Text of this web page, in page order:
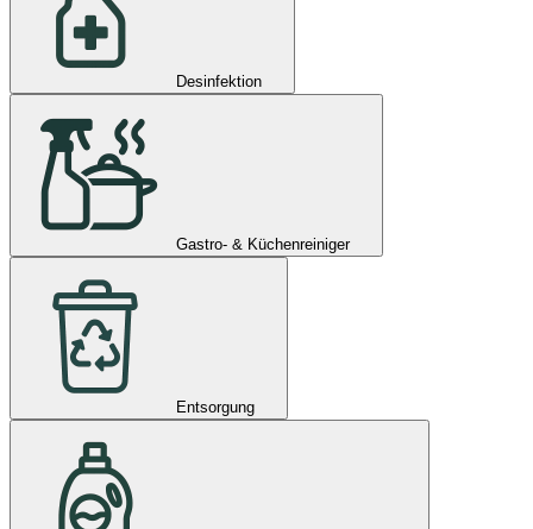
Desinfektion
Gastro- & Küchenreiniger
Entsorgung